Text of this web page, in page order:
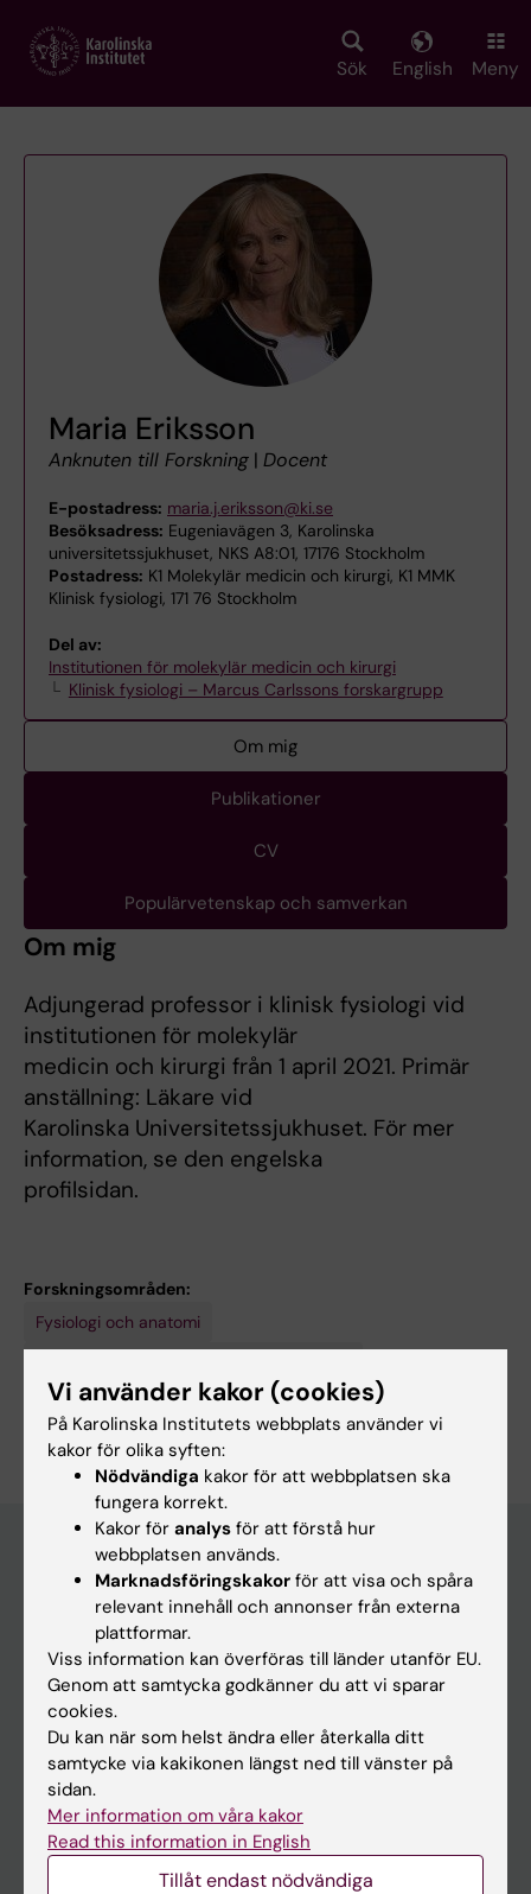
main
Sök English Meny
Maria Eriksson
Anknuten till Forskning | Docent
E-postadress: maria.j.eriksson@ki.se
Besöksadress: Eugeniavägen 3, Karolinska
universitetssjukhuset, NKS A8:01, 17176 Stockholm
Postadress: K1 Molekylär medicin och kirurgi, K1 MMK
Klinisk fysiologi, 171 76 Stockholm
Del av:
Institutionen för molekylär medicin och kirurgi
Klinisk fysiologi – Marcus Carlssons forskargrupp
Om mig
Publikationer
CV
Populärvetenskap och samverkan
Om mig
Adjungerad professor i klinisk fysiologi vid
institutionen för molekylär
medicin och kirurgi från 1 april 2021. Primär
anställning: Läkare vid
Karolinska Universitetssjukhuset. För mer
information, se den engelska
profilsidan.
Forskningsområden:
Fysiologi och anatomi
Är du Maria Eriksson?
Redigera din profil
Huvudmeny
Utbildning
Forskarutbildning
Forskning
Om KI
På gång
Vi använder kakor (cookies)
På Karolinska Institutets webbplats använder vi
kakor för olika syften:
Nödvändiga kakor för att webbplatsen ska
fungera korrekt.
Kakor för analys för att förstå hur
webbplatsen används.
Marknadsföringskakor för att visa och spåra
relevant innehåll och annonser från externa
plattformar.
Viss information kan överföras till länder utanför EU.
Genom att samtycka godkänner du att vi sparar
cookies.
Du kan när som helst ändra eller återkalla ditt
samtycke via kakikonen längst ned till vänster på
sidan.
Mer information om våra kakor
Read this information in English
Tillåt endast nödvändiga